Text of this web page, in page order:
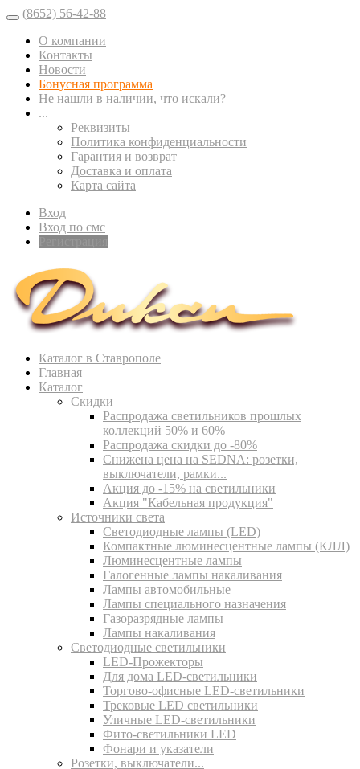
(8652) 56-42-88
О компании
Контакты
Новости
Бонусная программа
Не нашли в наличии, что искали?
...
Реквизиты
Политика конфиденциальности
Гарантия и возврат
Доставка и оплата
Карта сайта
Вход
Вход по смс
Каталог в Ставрополе
Главная
Каталог
Скидки
Распродажа светильников прошлых
коллекций 50% и 60%
Распродажа скидки до -80%
Cнижена цена на SEDNA: розетки,
выключатели, рамки...
Акция до -15% на светильники
Акция "Кабельная продукция"
Источники света
Светодиодные лампы (LED)
Компактные люминесцентные лампы (КЛЛ)
Люминесцентные лампы
Галогенные лампы накаливания
Лампы автомобильные
Лампы специального назначения
Газоразрядные лампы
Лампы накаливания
Светодиодные светильники
LED-Прожекторы
Для дома LED-светильники
Торгово-офисные LED-светильники
Трековые LED светильники
Уличные LED-светильники
Фито-светильники LED
Фонари и указатели
Розетки, выключатели...